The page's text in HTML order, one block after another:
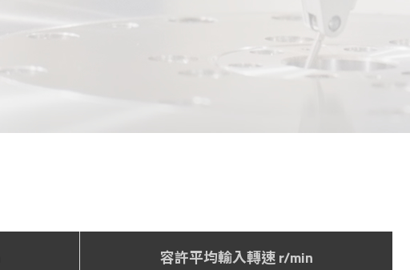
容許平均輸入轉速 r/min